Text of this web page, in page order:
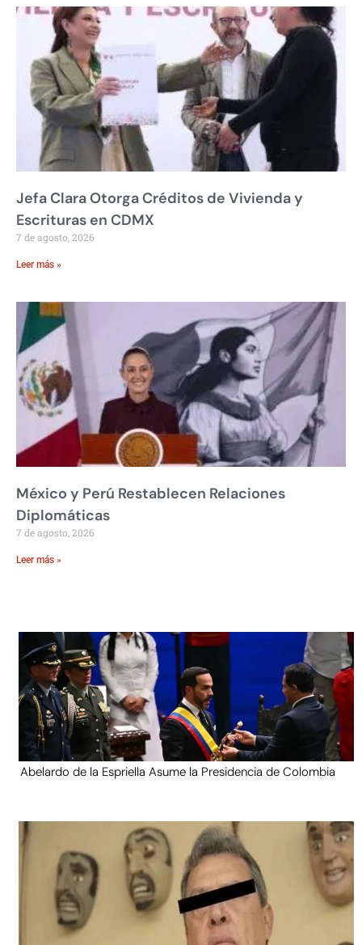
Jefa Clara Otorga Créditos de Vivienda y
Escrituras en CDMX
7 de agosto, 2026
Leer más »
México y Perú Restablecen Relaciones
Diplomáticas
7 de agosto, 2026
Leer más »
Abelardo de la Espriella Asume la Presidencia de Colombia